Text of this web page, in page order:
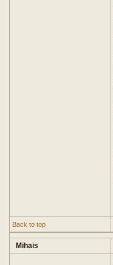
Back to top
Mihais